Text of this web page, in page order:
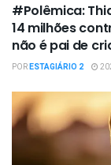
#Polêmica:
14 milhões
não é pai de
PORESTAGIÁRIO 2